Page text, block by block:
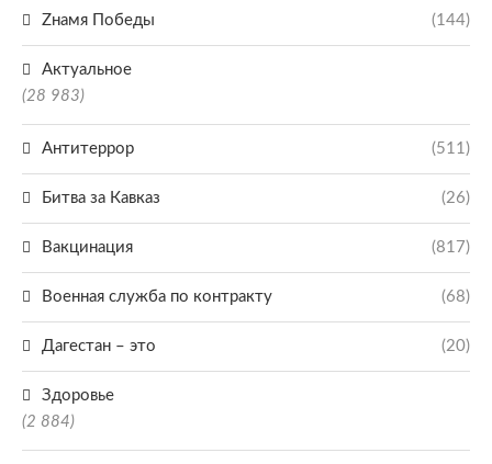
Zнамя Победы (144)
Актуальное
(28 983)
Антитеррор (511)
Битва за Кавказ (26)
Вакцинация (817)
Военная служба по контракту (68)
Дагестан – это (20)
Здоровье
(2 884)